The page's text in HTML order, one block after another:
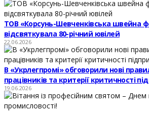
ТОВ «Корсунь-Шевченківська швейна
відсвяткувала 80-річний ювілей
22.06.2026
В «Укрлегпромі» обговорили нові
працівників та критерії критичності
19.06.2026